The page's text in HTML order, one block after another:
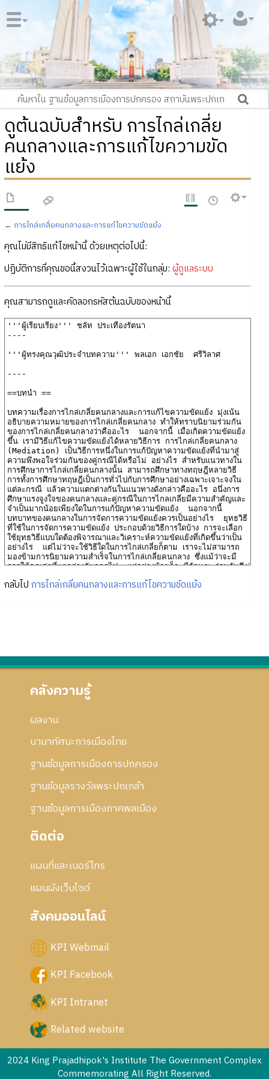
ดูต้นฉบับสำหรับ การไกล่เกลี่ย
คนกลางและการแก้ไขความขัด
แย้ง
← การไกล่เกลี่ยคนกลางและการแก้ไขความขัดแย้ง
คุณไม่มีสิทธิแก้ไขหน้านี้ ด้วยเหตุต่อไปนี้:
ปฏิบัติการที่คุณขอนี้สงวนไว้เฉพาะผู้ใช้ในกลุ่ม: ผู้ดูแลระบบ
คุณสามารถดูและคัดลอกรหัสต้นฉบับของหน้านี้
กลับไป การไกล่เกลี่ยคนกลางและการแก้ไขความขัดแย้ง
คลังความรู้
ผลงาน
นานาทัศนะการเมืองไทย
ฐานข้อมูลการเมืองการปกครอง
ฐานข้อมูลรางวัลพระปกเกล้า
ฐานข้อมูลการเมืองภาคพลเมือง
ติดต่อ
แผนที่และเบอร์โทร
แผนผังเว็บไซด์
สังคมออนไลน์
KPI Webmail
KPI Facebook
KPI Intranet
Related website
2024 King Prajadhipok's Institute The Government Complex
Commemorating All Right Reserved.